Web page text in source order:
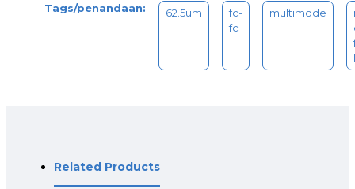
Tags/penandaan: 62.5um
fc-
fc
multimode
Related Products